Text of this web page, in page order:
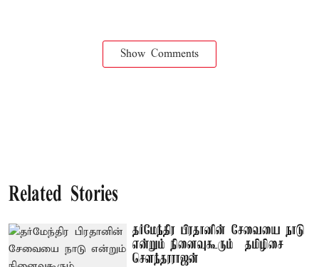
Show Comments
Related Stories
தர்மேந்திர பிரதானின் சேவையை நாடு
என்றும் நினைவுகூரும் – தமிழிசை
சௌந்தரராஜன்